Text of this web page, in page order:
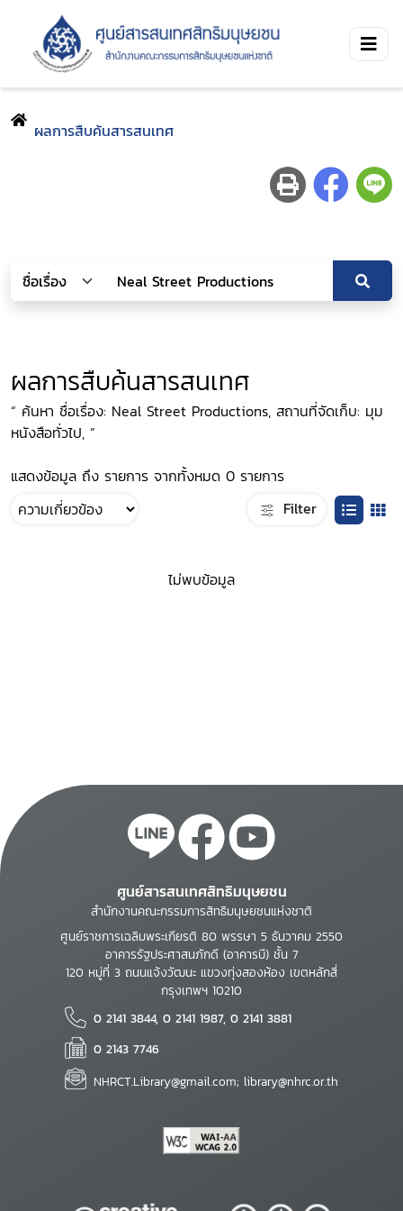
ผลการสืบค้นสารสนเทศ
ผลการสืบค้นสารสนเทศ
“ ค้นหา ชื่อเรื่อง: Neal Street Productions, สถานที่จัดเก็บ: มุม
หนังสือทั่วไป, ”
แสดงข้อมูล ถึง รายการ จากทั้งหมด 0 รายการ
Filter
ไม่พบข้อมูล
ศูนย์สารสนเทศสิทธิมนุษยชน
สำนักงานคณะกรรมการสิทธิมนุษยชนแห่งชาติ
ศูนย์ราชการเฉลิมพระเกียรติ 80 พรรษา 5 ธันวาคม 2550
อาคารรัฐประศาสนภักดี (อาคารบี) ชั้น 7
120 หมู่ที่ 3 ถนนแจ้งวัฒนะ แขวงทุ่งสองห้อง เขตหลักสี่
กรุงเทพฯ 10210
0 2141 3844, 0 2141 1987, 0 2141 3881
0 2143 7746
NHRCT.Library@gmail.com; library@nhrc.or.th